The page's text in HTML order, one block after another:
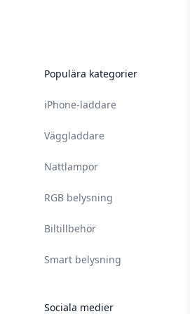
Populära kategorier
iPhone-laddare
Väggladdare
Nattlampor
RGB belysning
Biltillbehör
Smart belysning
Sociala medier